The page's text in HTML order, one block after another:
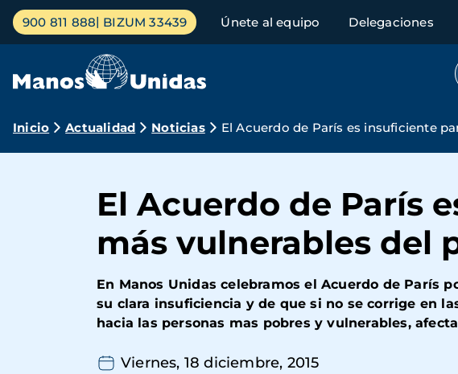
Pasar
contenido
Menú
principal
900 811 888 BIZUM 33439 Únete al equipo Delegaciones
Ruta
navegación
Inicio Actualidad Noticias El Acuerdo de París es insuficiente
El Acuerdo de París
más vulnerables del
En Manos Unidas celebramos el Acuerdo de París
su clara insuficiencia y de que si no se corrige en
hacia las personas mas pobres y vulnerables,
Viernes, 18 diciembre, 2015